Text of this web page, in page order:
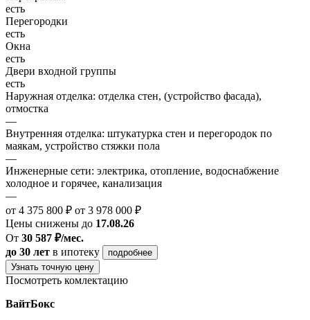
есть
Перегородки
есть
Окна
есть
Двери входной группы
есть
Наружная отделка: отделка стен, (устройство фасада),
отмостка
—
Внутренняя отделка: штукатурка стен и перегородок по
маякам, устройство стяжки пола
—
Инженерные сети: электрика, отопление, водоснабжение
холодное и горячее, канализация
—
от 4 375 800 ₽ от 3 978 000 ₽
Цены снижены до 17.08.26
От 30 587 ₽/мес.
до 30 лет в ипотеку
подробнее
Узнать точную цену
Посмотреть комлектацию
ВайтБокс